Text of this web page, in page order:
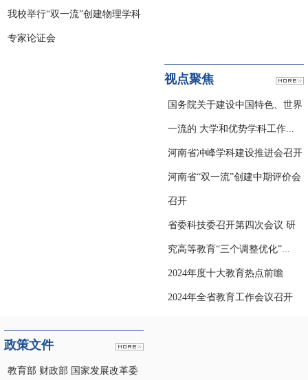
我校举行“双一流”创建物理学科
专家论证会
视点聚焦
国务院关于建设中国特色、世界
一流的 大学和优势学科工作...
河南省冲峰学科建设推进会召开
河南省“双一流”创建中期评价会
召开
省委科技委召开第四次会议 研
究高等教育“三个调整优化”...
2024年度十大教育热点前瞻
2024年全省教育工作会议召开
政策文件
教育部 财政部 国家发展改革委